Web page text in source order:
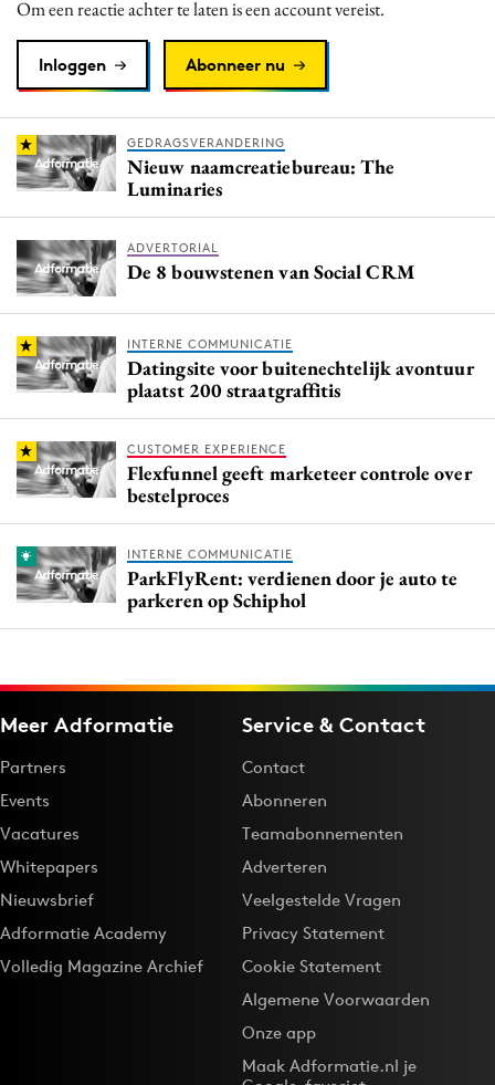
Om een reactie achter te laten is een account vereist.
Inloggen Abonneer nu
GEDRAGSVERANDERING
Nieuw naamcreatiebureau: The
Luminaries
ADVERTORIAL
De 8 bouwstenen van Social CRM
INTERNE COMMUNICATIE
Datingsite voor buitenechtelijk avontuur
plaatst 200 straatgraffitis
CUSTOMER EXPERIENCE
Flexfunnel geeft marketeer controle over
bestelproces
INTERNE COMMUNICATIE
ParkFlyRent: verdienen door je auto te
parkeren op Schiphol
Meer Adformatie
Partners
Events
Vacatures
Whitepapers
Nieuwsbrief
Adformatie Academy
Volledig Magazine Archief
Service & Contact
Contact
Abonneren
Teamabonnementen
Adverteren
Veelgestelde Vragen
Privacy Statement
Cookie Statement
Algemene Voorwaarden
Onze app
Maak Adformatie.nl je